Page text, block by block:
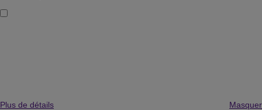
Plus de détails Masquer